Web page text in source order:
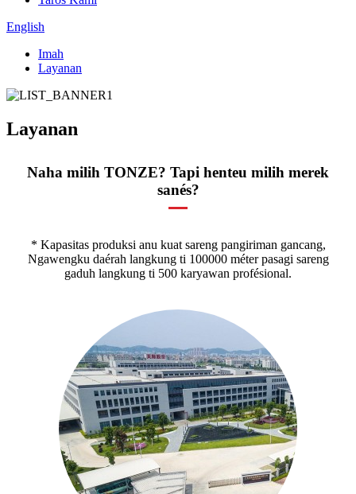
English
Imah
Layanan
Layanan
Naha milih TONZE? Tapi henteu milih merek
sanés?
* Kapasitas produksi anu kuat sareng pangiriman gancang,
Ngawengku daérah langkung ti 100000 méter pasagi sareng
gaduh langkung ti 500 karyawan profésional.